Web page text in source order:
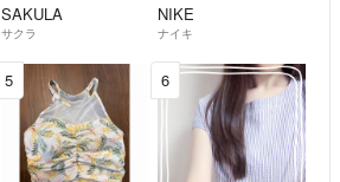
SAKULA
サクラ
NIKE
ナイキ
5 6